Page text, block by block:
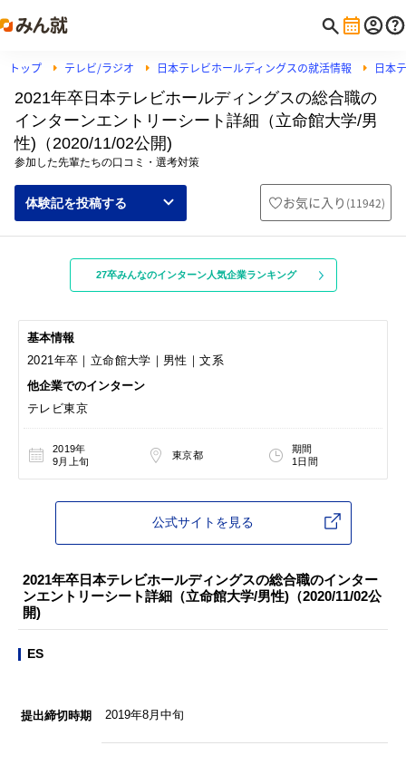
トップ テレビ/ラジオ 日本テレビホールディングスの就活情報 日本
2021年卒日本テレビホールディングスの総合職の
インターンエントリーシート詳細（立命館大学/男
性)（2020/11/02公開)
参加した先輩たちの口コミ・選考対策
体験記を投稿する お気に入り (11942)
27卒みんなのインターン人気企業ランキング
基本情報
2021年卒｜立命館大学｜男性｜文系
他企業でのインターン
テレビ東京
2019年
9月上旬
東京都
期間
1日間
公式サイトを見る
2021年卒日本テレビホールディングスの総合職のインター
ンエントリーシート詳細（立命館大学/男性)（2020/11/02公
開)
ES
提出締切時期 2019年8月中旬